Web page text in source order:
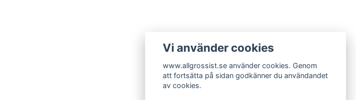
Vi använder cookies
www.allgrossist.se använder cookies. Genom
att fortsätta på sidan godkänner du användandet
av cookies.